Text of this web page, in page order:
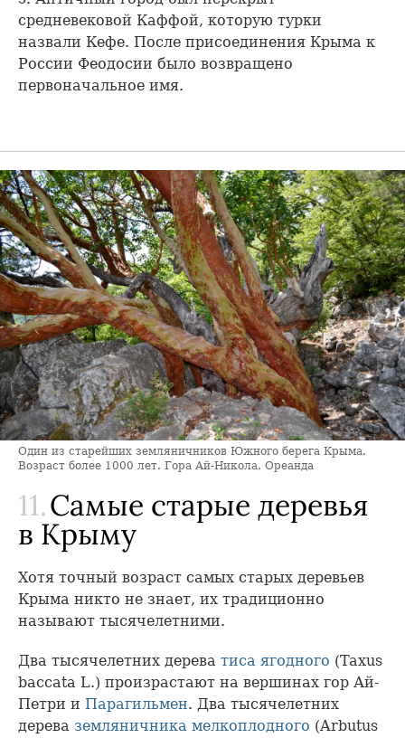
средневековой Каффой, которую турки
назвали Кефе. После присоединения Крыма к
России Феодосии было возвращено
первоначальное имя.
Один из старейших земляничников Южного берега Крыма.
Возраст более 1000 лет. Гора Ай-Никола. Ореанда
11.Самые старые деревья
в Крыму
Хотя точный возраст самых старых деревьев
Крыма никто не знает, их традиционно
называют тысячелетними.
Два тысячелетних дерева тиса ягодного (Taxus
baccata L.) произрастают на вершинах гор Ай-
Петри и Парагильмен. Два тысячелетних
дерева земляничника мелкоплодного (Arbutus